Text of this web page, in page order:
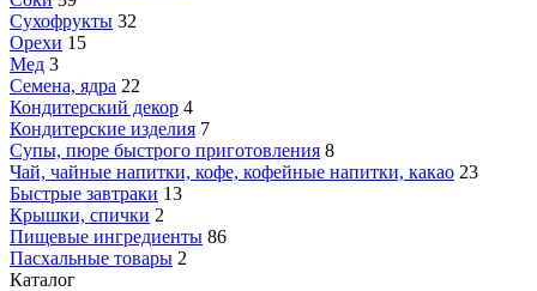
Сухофрукты 32
Орехи 15
Мед 3
Семена, ядра 22
Кондитерский декор 4
Кондитерские изделия 7
Супы, пюре быстрого приготовления 8
Чай, чайные напитки, кофе, кофейные напитки, какао 23
Быстрые завтраки 13
Крышки, спички 2
Пищевые ингредиенты 86
Пасхальные товары 2
Каталог